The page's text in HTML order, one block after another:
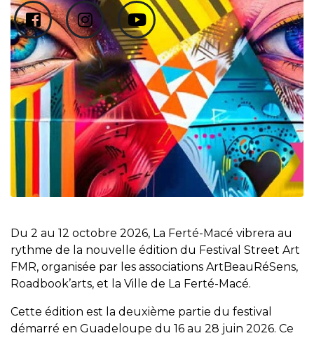
Du 2 au 12 octobre 2026, La Ferté-Macé vibrera au
rythme de la nouvelle édition du Festival Street Art
FMR, organisée par les associations ArtBeauRéSens,
Roadbook’arts, et la Ville de La Ferté-Macé.
Cette édition est la deuxième partie du festival
démarré en Guadeloupe du 16 au 28 juin 2026. Ce